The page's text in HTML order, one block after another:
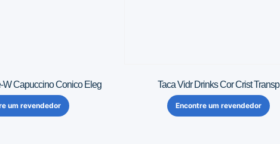
W Capuccino Conico Eleg
um revendedor
Taca Vidr Drinks Cor Crist Transp
Encontre um revendedor